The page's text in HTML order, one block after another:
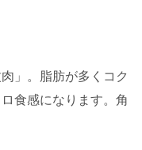
」。脂肪が多くコク
食感になります。角